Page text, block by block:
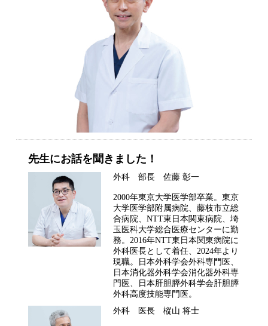
先生にお話を聞きました！
外科 部長 佐藤 彰一
2000年東京大学医学部卒業。東京
大学医学部附属病院、藤枝市立総
合病院、NTT東日本関東病院、埼
玉医科大学総合医療センターに勤
務。2016年NTT東日本関東病院に
外科医長として着任、2024年より
現職。日本外科学会外科専門医、
日本消化器外科学会消化器外科専
門医、日本肝胆膵外科学会肝胆膵
外科高度技能専門医。
外科 医長 樅山 将士